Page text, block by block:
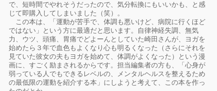
で、短時間でやれそうだったので、気分転換にもいいかも、と感
じて即購入してしまいました（笑）。
この本は、「運動が苦手で、体調も悪いけど、病院に行くほど
ではない」という方に最適だと思います。自律神経失調、無気
力、ウツ、頭痛、胃痛でどよーんとしていた崎田さんが、ヨガを
始めたら３年で血色もよくなり心も明るくなった（さらにそれを
見ていた彼女の夫もヨガを始めて、体調がよくなった）という漫
画に、すごく励まされるからです。担当編集者の方も、「心身が
弱っている人でもできるレベルの、メンタルヘルスを整えるため
の最低限の運動を紹介する本」にしようと考えて、この本を作っ